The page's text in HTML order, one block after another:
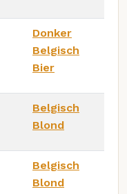
Donker
Belgisch
Bier
Belgisch
Blond
Belgisch
Blond